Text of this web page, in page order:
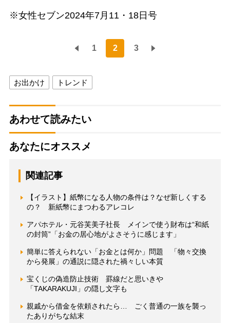
※女性セブン2024年7月11・18日号
1 2 3
お出かけ トレンド
あわせて読みたい
あなたにオススメ
関連記事
【イラスト】紙幣になる人物の条件は？なぜ新しくする
の？ 新紙幣にまつわるアレコレ
アパホテル・元谷芙美子社長 メインで使う財布は“和紙
の封筒”「お金の居心地がよさそうに感じます」
簡単に答えられない「お金とは何か」問題 「物々交換
から発展」の通説に隠された禍々しい本質
宝くじの偽造防止技術 罫線だと思いきや
「TAKARAKUJI」の隠し文字も
親戚から借金を依頼されたら… ごく普通の一族を襲っ
たありがちな結末